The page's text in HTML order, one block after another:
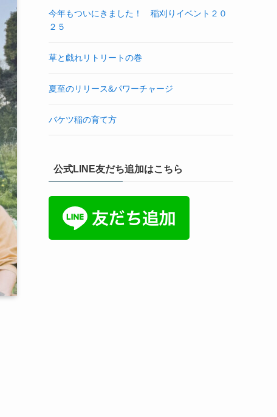
今年もついにきました！ 稲刈りイベント２０
２５
草と戯れリトリートの巻
夏至のリリース&パワーチャージ
バケツ稲の育て方
公式LINE友だち追加はこちら